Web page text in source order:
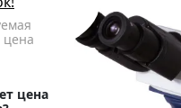
цена
цена